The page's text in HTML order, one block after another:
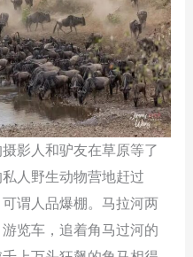
影人和驴友在草原等了
人野生动物营地赶过
谓人品爆棚。马拉河两
览车，追着角马过河的